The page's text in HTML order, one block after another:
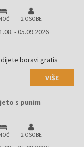
2 OSOBE
-05.09.2026
VIŠE
boravi gratis
s punim
2 OSOBE